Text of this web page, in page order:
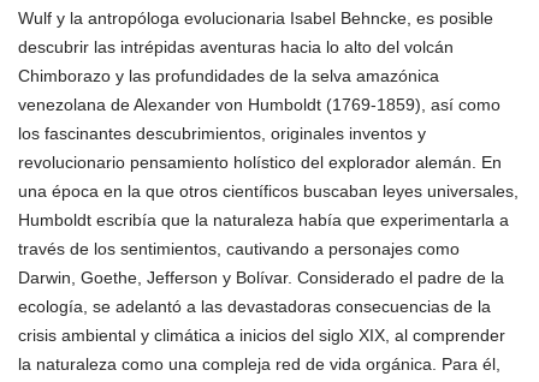
Wulf y la antropóloga evolucionaria Isabel Behncke, es posible
descubrir las intrépidas aventuras hacia lo alto del volcán
Chimborazo y las profundidades de la selva amazónica
venezolana de Alexander von Humboldt (1769-1859), así como
los fascinantes descubrimientos, originales inventos y
revolucionario pensamiento holístico del explorador alemán. En
una época en la que otros científicos buscaban leyes universales,
Humboldt escribía que la naturaleza había que experimentarla a
través de los sentimientos, cautivando a personajes como
Darwin, Goethe, Jefferson y Bolívar. Considerado el padre de la
ecología, se adelantó a las devastadoras consecuencias de la
crisis ambiental y climática a inicios del siglo XIX, al comprender
la naturaleza como una compleja red de vida orgánica. Para él,